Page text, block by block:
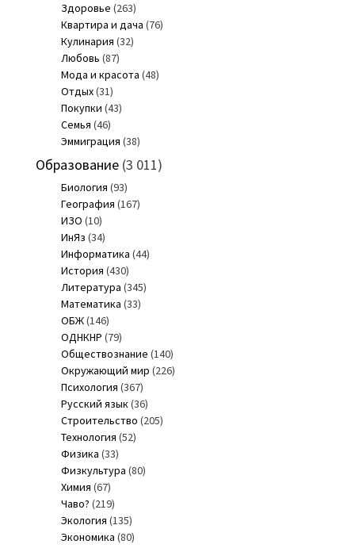
Здоровье (263)
Квартира и дача (76)
Кулинария (32)
Любовь (87)
Мода и красота (48)
Отдых(31)
Покупки (43)
Семья (46)
Эммиграция (38)
Образование(3 011)
Биология (93)
География (167)
ИЗО (10)
ИнЯз (34)
Информатика (44)
История (430)
Литература (345)
Математика (33)
ОБЖ(146)
ОДНКНР (79)
Обществознание (140)
Окружающий мир (226)
Психология (367)
Русский язык(36)
Строительство (205)
Технология (52)
Физика (33)
Физкультура (80)
Химия (67)
Чаво? (219)
Экология (135)
Экономика (80)